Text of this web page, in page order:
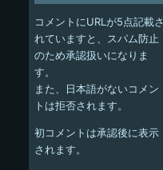
コメントにURLが5点記載さ
れていますと、スパム防止
のため承認扱いになりま
す。
また、日本語がないコメン
トは拒否されます。
初コメントは承認後に表示
されます。